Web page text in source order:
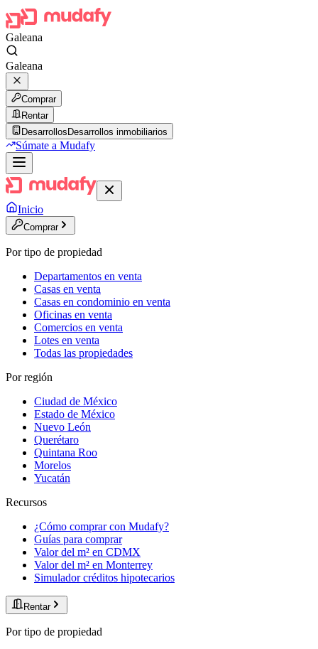
Galeana
Galeana
Comprar
Rentar
Desarrollos Desarrollos inmobiliarios
Súmate a Mudafy
Inicio
Comprar
Por tipo de propiedad
Departamentos en venta
Casas en venta
Casas en condominio en venta
Oficinas en venta
Comercios en venta
Lotes en venta
Todas las propiedades
Por región
Ciudad de México
Estado de México
Nuevo León
Querétaro
Quintana Roo
Morelos
Yucatán
Recursos
¿Cómo comprar con Mudafy?
Guías para comprar
Valor del m² en CDMX
Valor del m² en Monterrey
Simulador créditos hipotecarios
Rentar
Por tipo de propiedad